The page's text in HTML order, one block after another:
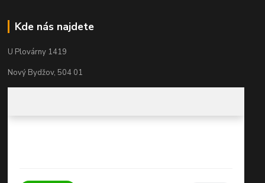
Kde nás najdete
U Plovárny 1419
Nový Bydžov, 504 01